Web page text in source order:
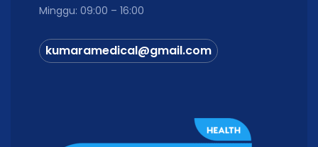
Minggu: 09:00 – 16:00
kumaramedical@gmail.com